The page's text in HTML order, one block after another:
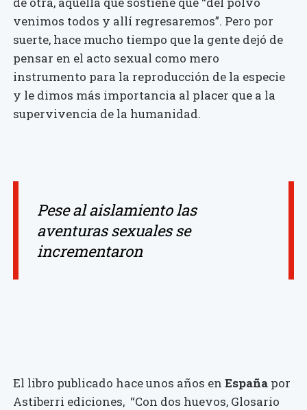
venimos todos y allí regresaremos”. Pero por
suerte, hace mucho tiempo que la gente dejó de
pensar en el acto sexual como mero
instrumento para la reproducción de la especie
y le dimos más importancia al placer que a la
supervivencia de la humanidad.
Pese al aislamiento las
aventuras sexuales se
incrementaron
El libro publicado hace unos años en España por
Astiberri ediciones, “Con dos huevos, Glosario